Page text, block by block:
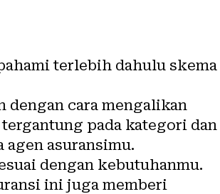
terlebih dahulu skema
dengan cara mengalikan
pada kategori dan
asuransimu.
dengan kebutuhanmu.
ini juga memberi